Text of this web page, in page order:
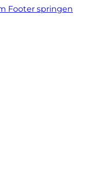
Footer springen